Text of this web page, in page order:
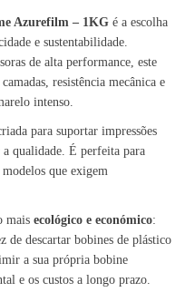
Azurefilm – 1KG é a escolha
e sustentabilidade.
de alta performance, este
resistência mecânica e
intenso.
para suportar impressões
a qualidade. É perfeita para
que exigem
mais ecológico e económico:
de descartar bobines de plástico
a sua própria bobine
e os custos a longo prazo.